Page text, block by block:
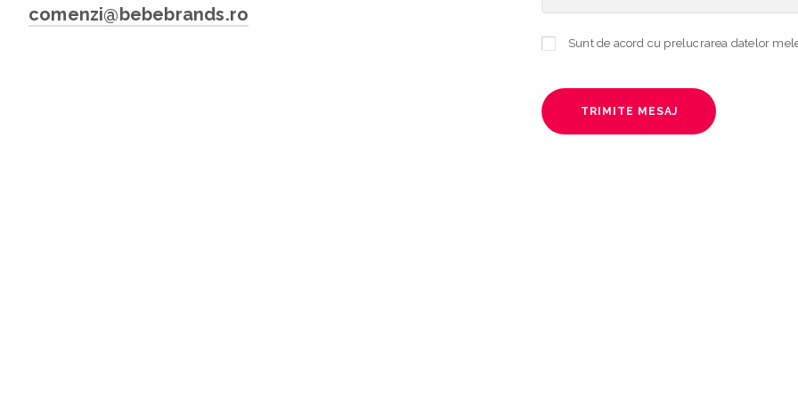
comenzi@bebebrands.ro
TRIMITE MESAJ